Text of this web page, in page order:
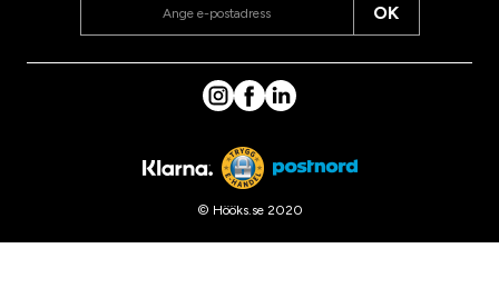
OK
© Hööks.se 2020